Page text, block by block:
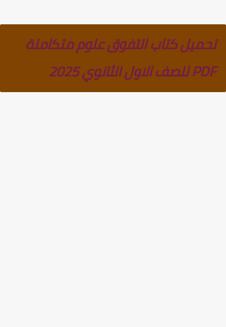
تحميل كتاب التفوق علوم متكاملة
PDF للصف الاول الثانوي 2025